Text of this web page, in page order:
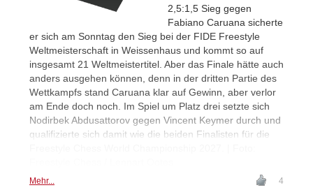
2,5:1,5 Sieg gegen
Fabiano Caruana sicherte
er sich am Sonntag den Sieg bei der FIDE Freestyle
Weltmeisterschaft in Weissenhaus und kommt so auf
insgesamt 21 Weltmeistertitel. Aber das Finale hätte auch
anders ausgehen können, denn in der dritten Partie des
Wettkampfs stand Caruana klar auf Gewinn, aber verlor
am Ende doch noch. Im Spiel um Platz drei setzte sich
Nodirbek Abdusattorov gegen Vincent Keymer durch und
qualifizierte sich damit wie die beiden Finalisten für die
Mehr... 4